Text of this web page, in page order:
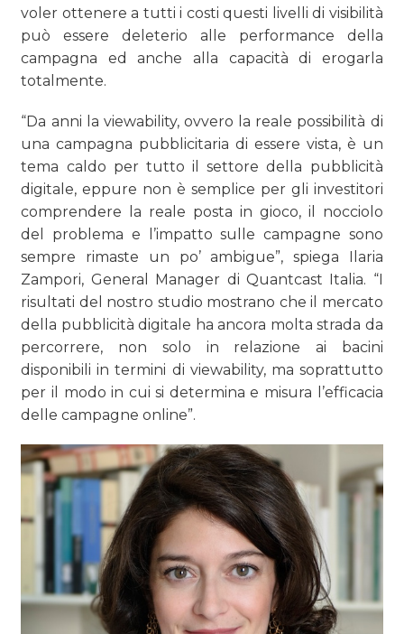
voler ottenere a tutti i costi questi livelli di visibilità
può essere deleterio alle performance della
campagna ed anche alla capacità di erogarla
totalmente.
“Da anni la viewability, ovvero la reale possibilità di
una campagna pubblicitaria di essere vista, è un
tema caldo per tutto il settore della pubblicità
digitale, eppure non è semplice per gli investitori
comprendere la reale posta in gioco, il nocciolo
del problema e l’impatto sulle campagne sono
sempre rimaste un po’ ambigue”, spiega Ilaria
Zampori, General Manager di Quantcast Italia. “I
risultati del nostro studio mostrano che il mercato
della pubblicità digitale ha ancora molta strada da
percorrere, non solo in relazione ai bacini
disponibili in termini di viewability, ma soprattutto
per il modo in cui si determina e misura l’efficacia
delle campagne online”.